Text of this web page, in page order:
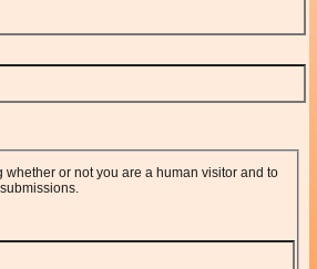
whether or not you are a human visitor and to